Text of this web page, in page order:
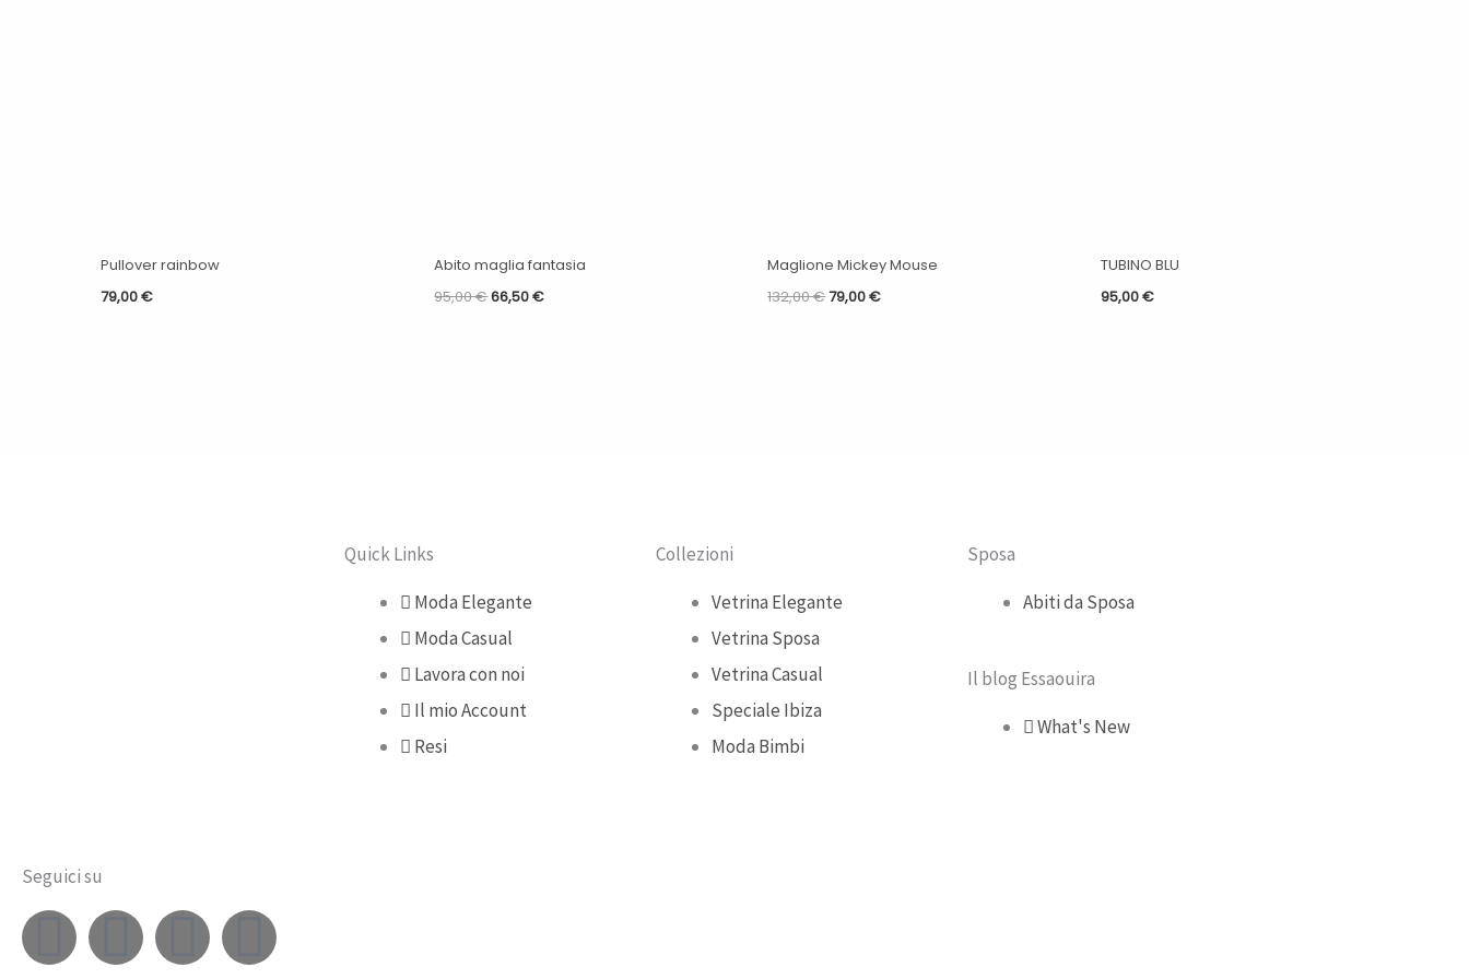
Pullover rainbow
79,00€
Abito maglia fantasia
95,00€66,50€
Maglione Mickey Mouse
132,00€79,00€
TUBINO BLU
95,00€
Seguici su
F I Y T
Quick Links
Moda Elegante
Moda Casual
Lavora con noi
Il mio Account
Resi
Collezioni
Vetrina Elegante
Vetrina Sposa
Vetrina Casual
Speciale Ibiza
Moda Bimbi
Sposa
Abiti da Sposa
Il blog Essaouira
What's New